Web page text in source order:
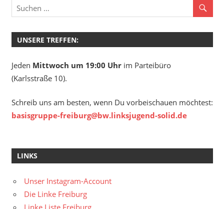
UNSERE TREFFEN:
Jeden Mittwoch um 19:00 Uhrim Parteibüro
(Karlsstraße 10).
Schreib uns am besten, wenn Du vorbeischauen möchtest:
basisgruppe-freiburg@bw.linksjugend-solid.de
LINKS
Unser Instagram-Account
Die Linke Freiburg